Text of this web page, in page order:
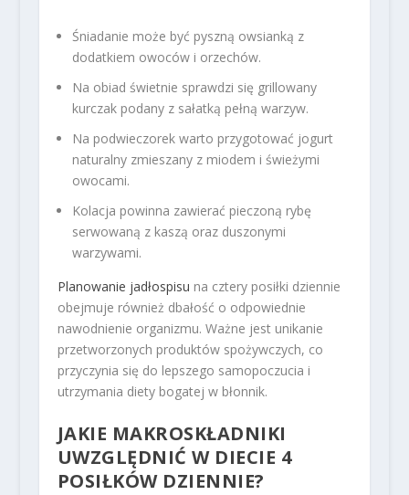
Śniadanie może być pyszną owsianką z
dodatkiem owoców i orzechów.
Na obiad świetnie sprawdzi się grillowany
kurczak podany z sałatką pełną warzyw.
Na podwieczorek warto przygotować jogurt
naturalny zmieszany z miodem i świeżymi
owocami.
Kolacja powinna zawierać pieczoną rybę
serwowaną z kaszą oraz duszonymi
warzywami.
Planowanie jadłospisu na cztery posiłki dziennie
obejmuje również dbałość o odpowiednie
nawodnienie organizmu. Ważne jest unikanie
przetworzonych produktów spożywczych, co
przyczynia się do lepszego samopoczucia i
utrzymania diety bogatej w błonnik.
JAKIE MAKROSKŁADNIKI
UWZGLĘDNIĆ W DIECIE 4
POSIŁKÓW DZIENNIE?